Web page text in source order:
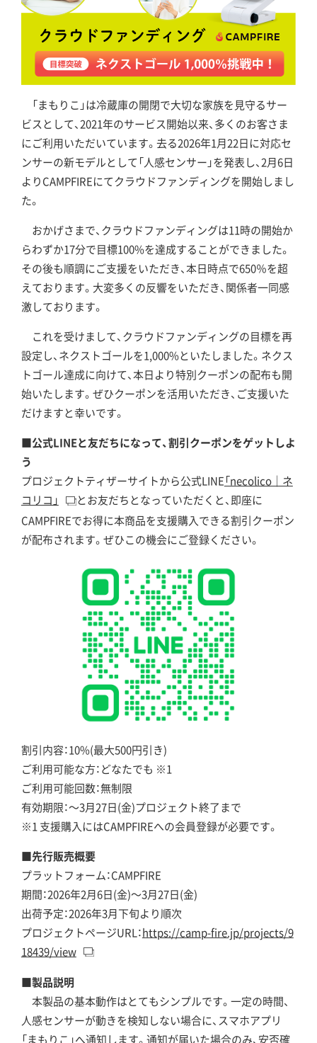
「まもりこ」は冷蔵庫の開閉で大切な家族を見守るサー
ビスとして、2021年のサービス開始以来、多くのお客さま
にご利用いただいています。去る2026年1月22日に対応セ
ンサーの新モデルとして「人感センサー」を発表し、2月6日
よりCAMPFIREにてクラウドファンディングを開始しまし
た。
おかげさまで、クラウドファンディングは11時の開始か
らわずか17分で目標100%を達成することができました。
その後も順調にご支援をいただき、本日時点で650％を超
えております。大変多くの反響をいただき、関係者一同感
激しております。
これを受けまして、クラウドファンディングの目標を再
設定し、ネクストゴールを1,000%といたしました。ネクス
トゴール達成に向けて、本日より特別クーポンの配布も開
始いたします。ぜひクーポンを活用いただき、ご支援いた
だけますと幸いです。
■公式LINEと友だちになって、割引クーポンをゲットしよ
う
プロジェクトティザーサイトから公式LINE「necolico｜ネ
コリコ」
とお友だちとなっていただくと、即座に
CAMPFIREでお得に本商品を支援購入できる割引クーポン
が配布されます。ぜひこの機会にご登録ください。
割引内容：10%(最大500円引き)
ご利用可能な方：どなたでも ※1
ご利用可能回数：無制限
有効期限：〜3月27日(金)プロジェクト終了まで
※1 支援購入にはCAMPFIREへの会員登録が必要です。
■先行販売概要
プラットフォーム：CAMPFIRE
期間：2026年2月6日(金)〜3月27日(金)
出荷予定：2026年3月下旬より順次
プロジェクトページURL：https://camp-fire.jp/projects/9
18439/view
■製品説明
本製品の基本動作はとてもシンプルです。一定の時間、
人感センサーが動きを検知しない場合に、スマホアプリ
「まもりこ」へ通知します。通知が届いた場合のみ、安否確